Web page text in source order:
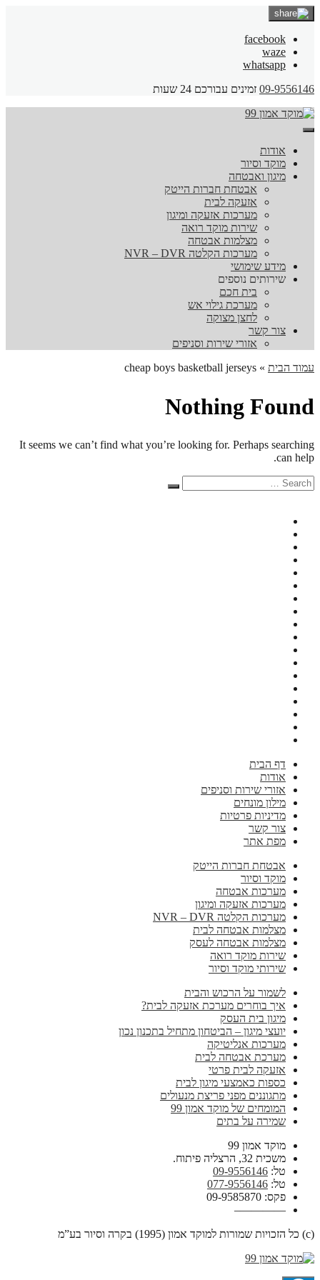
facebook
waze
whatsapp
09-9556146 זמינים עבורכם 24 שעות
אודות
מוקד וסיור
מיגון ואבטחה
אבטחת חברות הייטק
אזעקה לבית
מערכות אזעקה ומיגון
שירות מוקד רואה
מצלמות אבטחה
מערכות הקלטה NVR – DVR
מידע שימושי
שירותים נוספים
בית חכם
מערכת גילוי אש
לחצן מצוקה
צור קשר
אזורי שירות וסניפים
עמוד הבית »
cheap boys basketball jerseys
Nothing Found
It seems we can’t find what you’re looking for. Perhaps searching
can help.
Search
for:
Search
דף הבית
אודות
אזורי שירות וסניפים
מילון מונחים
מדיניות פרטיות
צור קשר
מפת אתר
אבטחת חברות הייטק
מוקד וסיור
מערכות אבטחה
מערכות אזעקה ומיגון
מערכות הקלטה NVR – DVR
מצלמות אבטחה לבית
מצלמות אבטחה לעסק
שירות מוקד רואה
שירותי מוקד וסיור
לשמור על הרכוש והבית
איך בוחרים מערכת אזעקה לבית?
מיגון בית העסק
יועצי מיגון – הביטחון מתחיל בתכנון נכון
מערכות אנליטיקה
מערכת אבטחה לבית
אזעקה לבית פרטי
כספות כאמצעי מיגון לבית
מתגוננים מפני פריצת מנעולים
המומחים של מוקד אמון 99
שמירה על בתים
מוקד אמון 99
משכית 32, הרצליה פיתוח.
טל: 09-9556146
טל: 077-9556146
פקס: 09-9585870
————–
(c) כל הזכויות שמורות למוקד אמון (1995) בקרה וסיור בע”מ